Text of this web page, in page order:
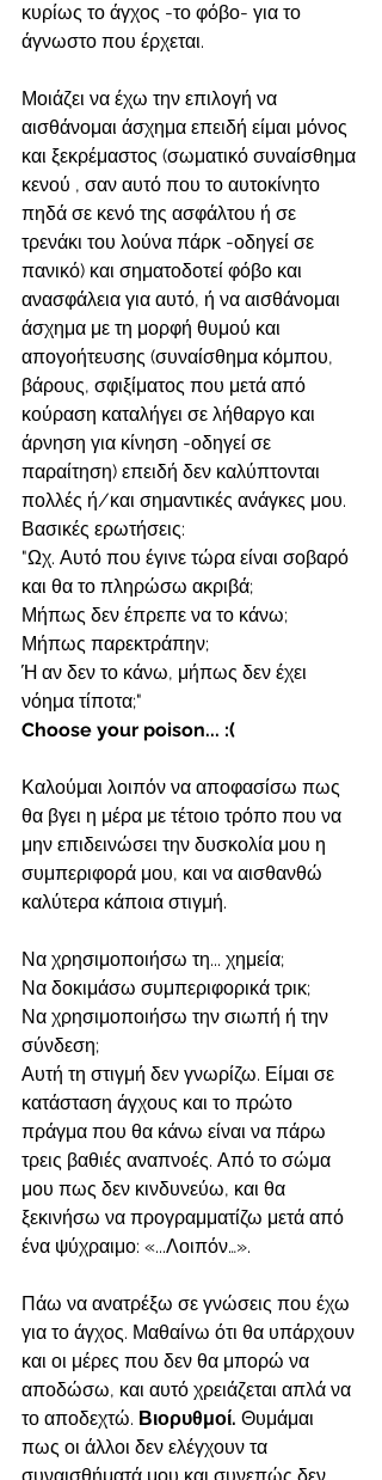
κυρίως το άγχος -το φόβο- για το
άγνωστο που έρχεται.
Μοιάζει να έχω την επιλογή να
αισθάνομαι άσχημα επειδή είμαι μόνος
και ξεκρέμαστος (σωματικό συναίσθημα
κενού , σαν αυτό που το αυτοκίνητο
πηδά σε κενό της ασφάλτου ή σε
τρενάκι του λούνα πάρκ -οδηγεί σε
πανικό) και σηματοδοτεί φόβο και
ανασφάλεια για αυτό, ή να αισθάνομαι
άσχημα με τη μορφή θυμού και
απογοήτευσης (συναίσθημα κόμπου,
βάρους, σφιξίματος που μετά από
κούραση καταλήγει σε λήθαργο και
άρνηση για κίνηση -οδηγεί σε
παραίτηση) επειδή δεν καλύπτονται
πολλές ή/και σημαντικές ανάγκες μου.
Βασικές ερωτήσεις:
"Ωχ. Αυτό που έγινε τώρα είναι σοβαρό
και θα το πληρώσω ακριβά;
Μήπως δεν έπρεπε να το κάνω;
Μήπως παρεκτράπην;
Ή αν δεν το κάνω, μήπως δεν έχει
νόημα τίποτα;"
Choose your poison... :(
Καλούμαι λοιπόν να αποφασίσω πως
θα βγει η μέρα με τέτοιο τρόπο που να
μην επιδεινώσει την δυσκολία μου η
συμπεριφορά μου, και να αισθανθώ
καλύτερα κάποια στιγμή.
Να χρησιμοποιήσω τη... χημεία;
Να δοκιμάσω συμπεριφορικά τρικ;
Να χρησιμοποιήσω την σιωπή ή την
σύνδεση;
Αυτή τη στιγμή δεν γνωρίζω. Είμαι σε
κατάσταση άγχους και το πρώτο
πράγμα που θα κάνω είναι να πάρω
τρεις βαθιές αναπνοές. Από το σώμα
μου πως δεν κινδυνεύω, και θα
ξεκινήσω να προγραμματίζω μετά από
ένα ψύχραιμο: «...Λοιπόν…».
Πάω να ανατρέξω σε γνώσεις που έχω
για το άγχος. Μαθαίνω ότι θα υπάρχουν
και οι μέρες που δεν θα μπορώ να
αποδώσω, και αυτό χρειάζεται απλά να
το αποδεχτώ. Βιορυθμοί. Θυμάμαι
πως οι άλλοι δεν ελέγχουν τα